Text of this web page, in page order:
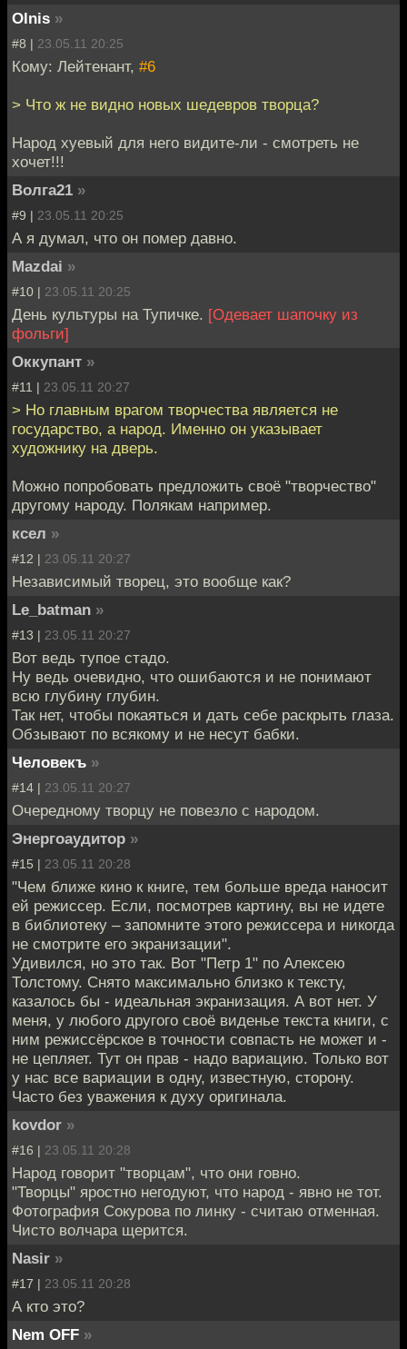
Olnis »
#8 | 23.05.11 20:25
Кому: Лейтенант, #6
> Что ж не видно новых шедевров творца?
Народ хуевый для него видите-ли - смотреть не
хочет!!!
Волга21 »
#9 | 23.05.11 20:25
А я думал, что он помер давно.
Mazdai »
#10 | 23.05.11 20:25
День культуры на Тупичке. [Одевает шапочку из
фольги]
Оккупант »
#11 | 23.05.11 20:27
> Но главным врагом творчества является не
государство, а народ. Именно он указывает
художнику на дверь.
Можно попробовать предложить своё "творчество"
другому народу. Полякам например.
ксел »
#12 | 23.05.11 20:27
Независимый творец, это вообще как?
Le_batman »
#13 | 23.05.11 20:27
Вот ведь тупое стадо.
Ну ведь очевидно, что ошибаются и не понимают
всю глубину глубин.
Так нет, чтобы покаяться и дать себе раскрыть глаза.
Обзывают по всякому и не несут бабки.
Человекъ »
#14 | 23.05.11 20:27
Очередному творцу не повезло с народом.
Энергоаудитор »
#15 | 23.05.11 20:28
"Чем ближе кино к книге, тем больше вреда наносит
ей режиссер. Если, посмотрев картину, вы не идете
в библиотеку – запомните этого режиссера и никогда
не смотрите его экранизации".
Удивился, но это так. Вот "Петр 1" по Алексею
Толстому. Снято максимально близко к тексту,
казалось бы - идеальная экранизация. А вот нет. У
меня, у любого другого своё виденье текста книги, с
ним режиссёрское в точности совпасть не может и -
не цепляет. Тут он прав - надо вариацию. Только вот
у нас все вариации в одну, известную, сторону.
Часто без уважения к духу оригинала.
kovdor »
#16 | 23.05.11 20:28
Народ говорит "творцам", что они говно.
"Творцы" яростно негодуют, что народ - явно не тот.
Фотография Сокурова по линку - считаю отменная.
Чисто волчара щерится.
Nasir »
#17 | 23.05.11 20:28
А кто это?
Nem OFF »